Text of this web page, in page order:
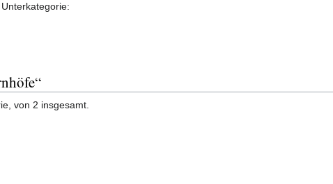
von 2 insgesamt.